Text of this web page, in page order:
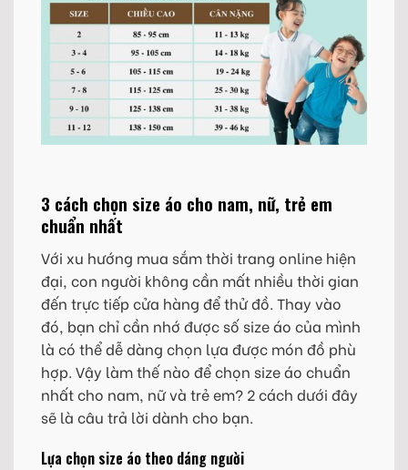
3 cách chọn size áo cho nam, nữ, trẻ em
chuẩn nhất
Với xu hướng mua sắm thời trang online hiện
đại, con người không cần mất nhiều thời gian
đến trực tiếp cửa hàng để thử đồ. Thay vào
đó, bạn chỉ cần nhớ được số size áo của mình
là có thể dễ dàng chọn lựa được món đồ phù
hợp. Vậy làm thế nào để chọn size áo chuẩn
nhất cho nam, nữ và trẻ em? 2 cách dưới đây
sẽ là câu trả lời dành cho bạn.
Lựa chọn size áo theo dáng người